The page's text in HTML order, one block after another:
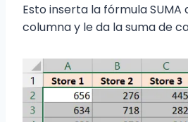
Esto inserta la fórmula SUMA
columna y le da la suma de